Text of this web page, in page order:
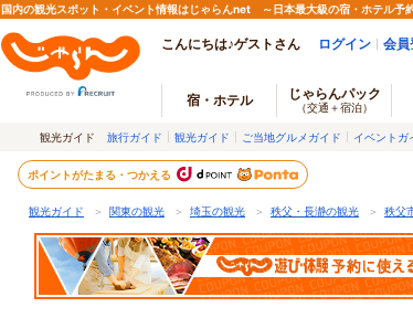
国内の観光スポット・イベント情報はじゃらんnet ～日本最大級の宿・ホテル予
こんにちは♪ゲストさん ログイン 会員
宿・ホテル じゃらんパック
（交通＋宿泊）
観光ガイド 旅行ガイド 観光ガイド ご当地グルメガイド イベントガ
ポイントがたまる・つかえる
観光ガイド ＞ 関東の観光 ＞ 埼玉の観光 ＞ 秩父・長瀞の観光 ＞ 秩父